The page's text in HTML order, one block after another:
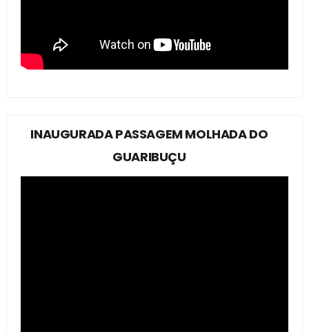
INAUGURADA PASSAGEM MOLHADA DO
GUARIBUÇU